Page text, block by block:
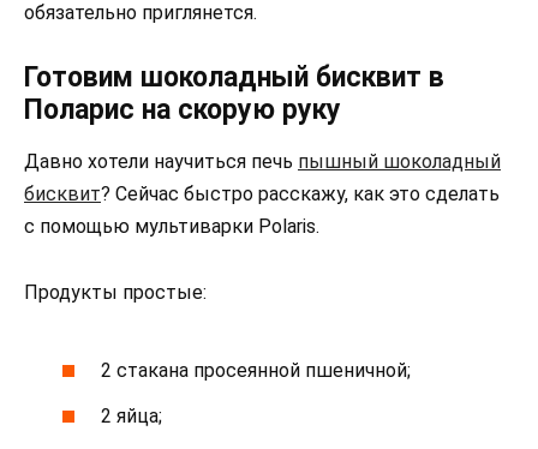
обязательно приглянется.
Готовим шоколадный бисквит в
Поларис на скорую руку
Давно хотели научиться печь пышный шоколадный
бисквит? Сейчас быстро расскажу, как это сделать
с помощью мультиварки Polaris.
Продукты простые:
2 стакана просеянной пшеничной;
2 яйца;